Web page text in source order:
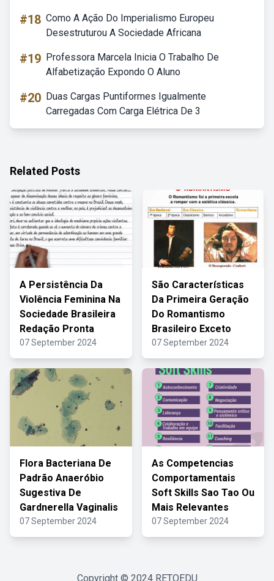
#18 Como A Ação Do Imperialismo Europeu
Desestruturou A Sociedade Africana
#19 Professora Marcela Inicia O Trabalho De
Alfabetização Expondo O Aluno
#20 Duas Cargas Puntiformes Igualmente
Carregadas Com Carga Elétrica De 3
Related Posts
A Persistência Da
Violência Feminina Na
Sociedade Brasileira
Redação Pronta
07 September 2024
São Características
Da Primeira Geração
Do Romantismo
Brasileiro Exceto
07 September 2024
Flora Bacteriana De
Padrão Anaeróbio
Sugestiva De
Gardnerella Vaginalis
07 September 2024
As Competencias
Comportamentais
Soft Skills Sao Tao Ou
Mais Relevantes
07 September 2024
Copyright © 2024 RETOEDU